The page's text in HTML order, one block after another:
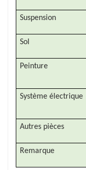
Suspension
Sol
Peinture
Système électrique
Autres pièces
Remarque